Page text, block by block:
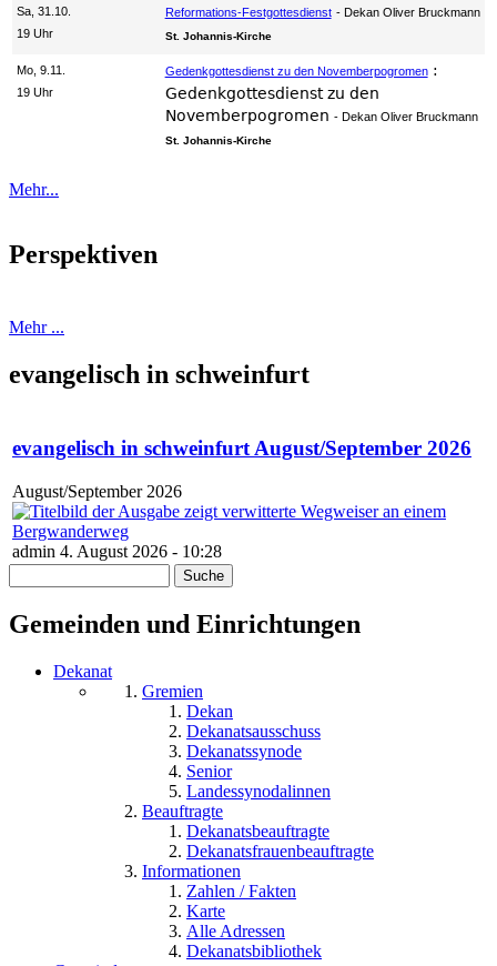
Sa, 31.10.
19 Uhr
Reformations-Festgottesdienst Dekan Oliver Bruckmann
St. Johannis-Kirche
Mo, 9.11.
19 Uhr
Gedenkgottesdienst zu den Novemberpogromen:
Gedenkgottesdienst zu den
Novemberpogromen
Dekan Oliver Bruckmann
St. Johannis-Kirche
Mehr...
Perspektiven
Mehr ...
evangelisch in schweinfurt
evangelisch in schweinfurt August/September 2026
August/September 2026
admin 4. August 2026 - 10:28
Gemeinden und Einrichtungen
Dekanat
Gremien
Dekan
Dekanatsausschuss
Dekanatssynode
Senior
Landessynodalinnen
Beauftragte
Dekanatsbeauftragte
Dekanatsfrauenbeauftragte
Informationen
Zahlen / Fakten
Karte
Alle Adressen
Dekanatsbibliothek